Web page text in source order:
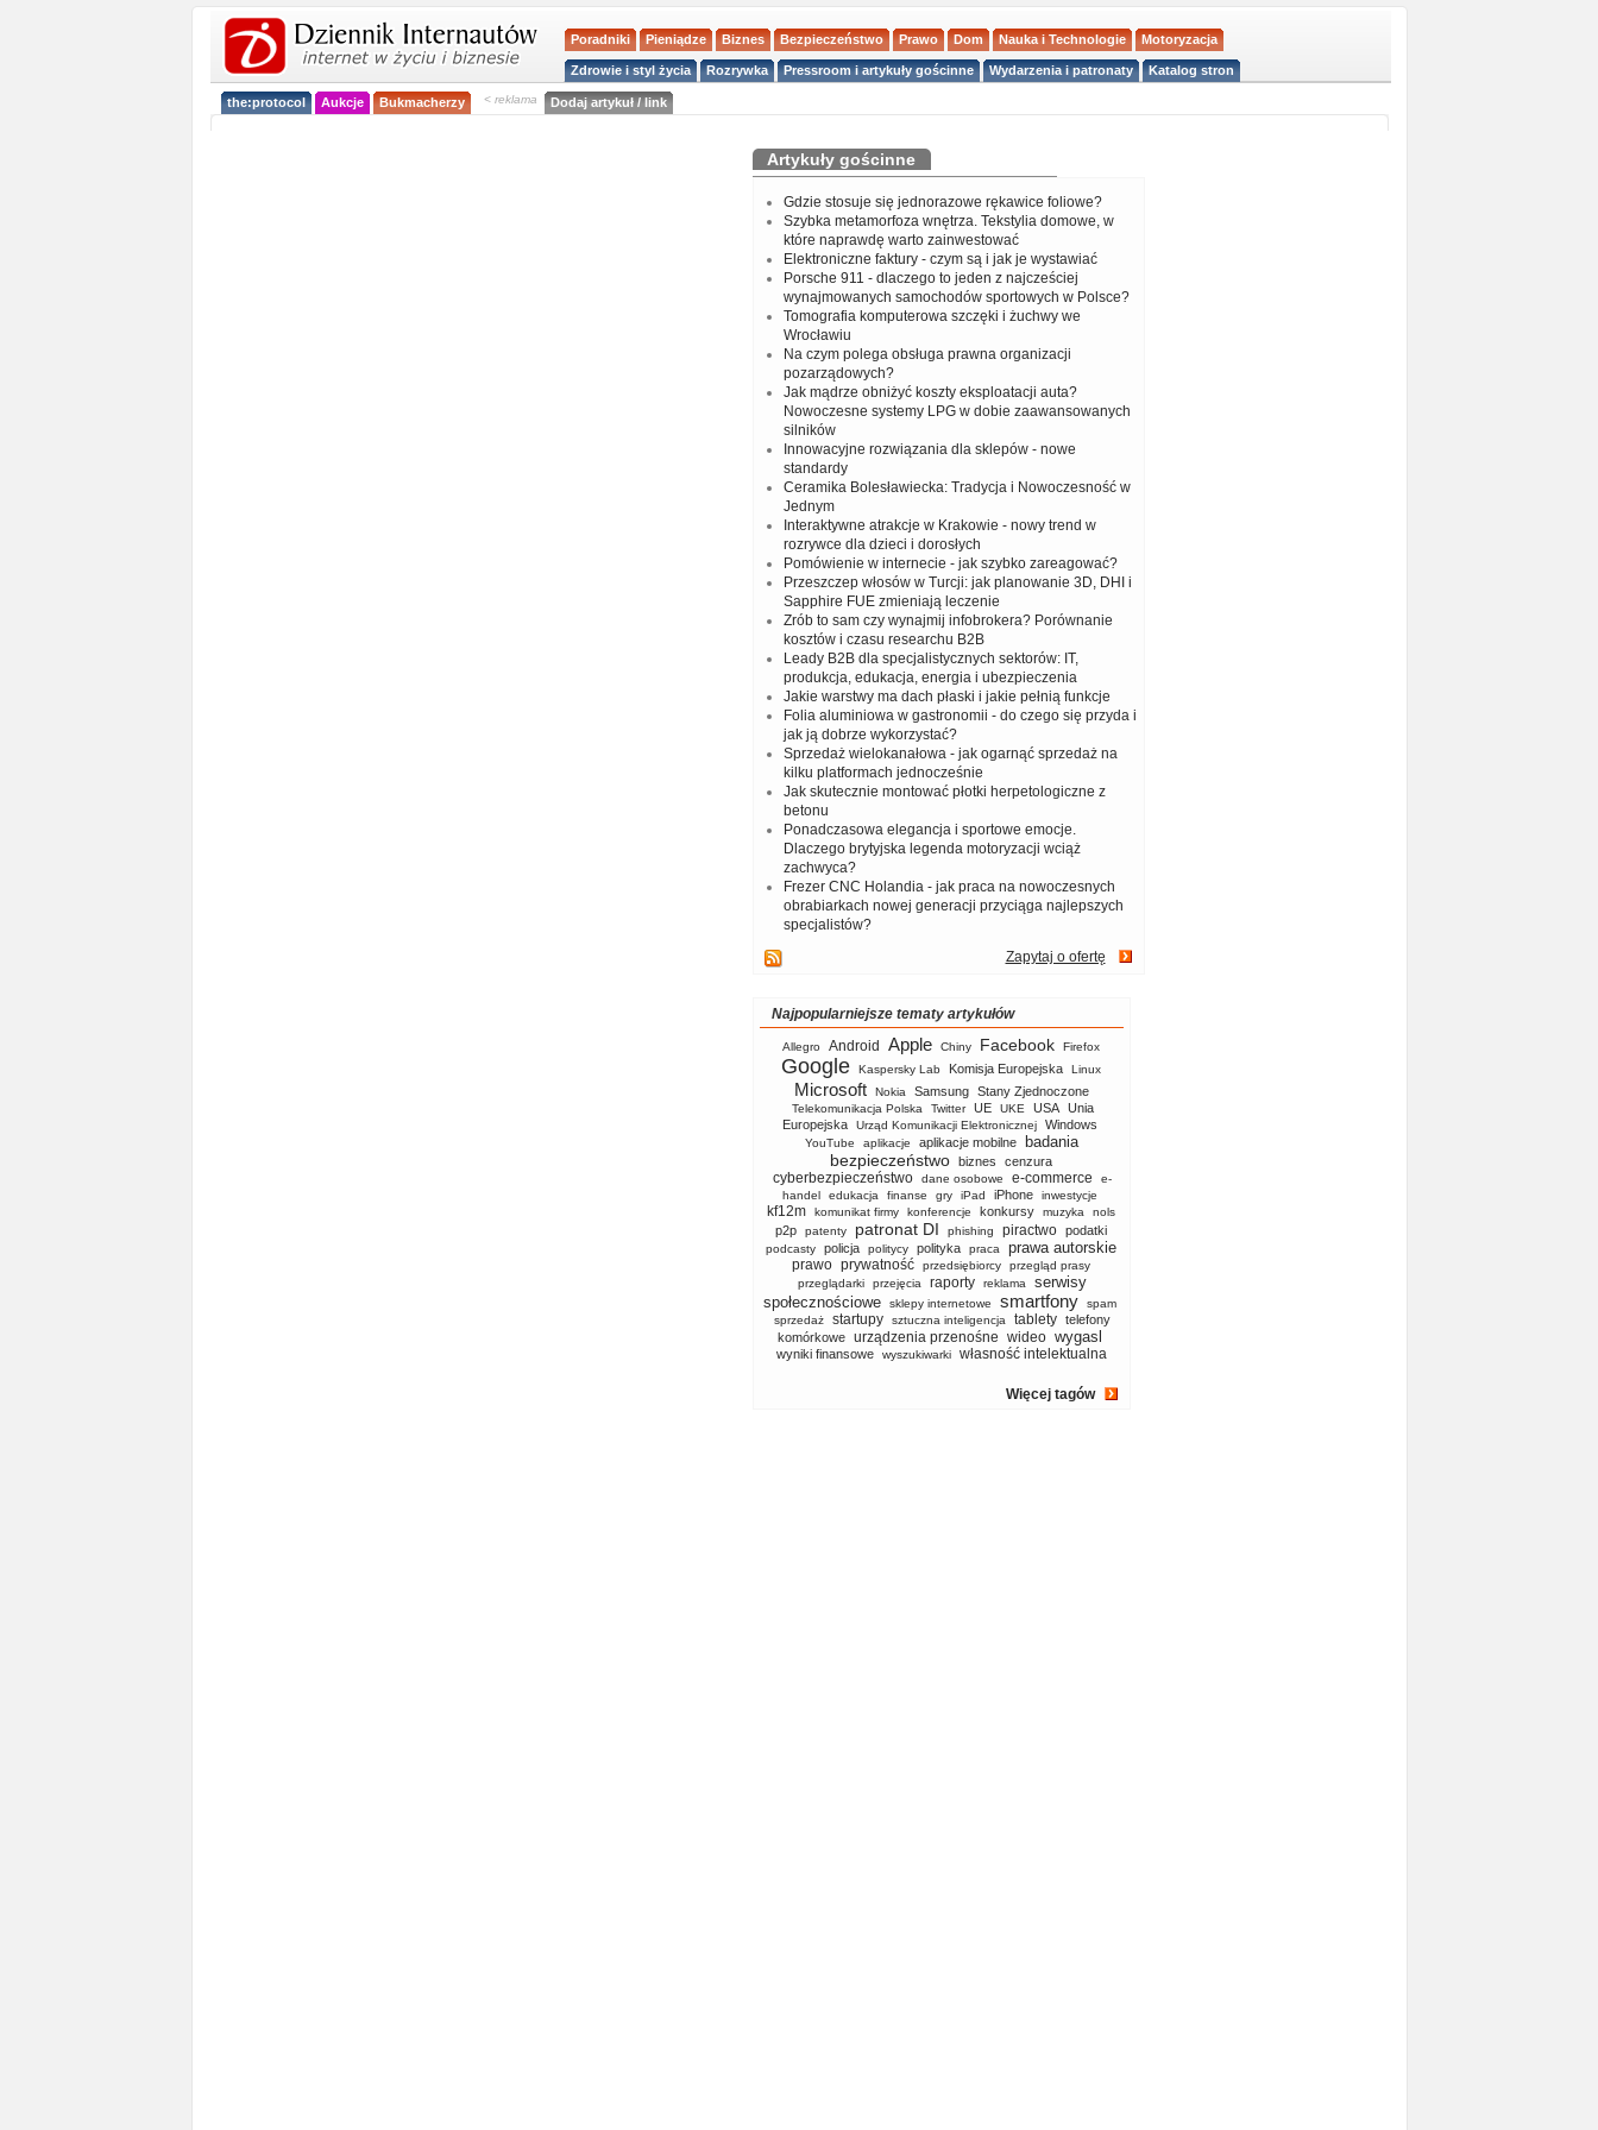
Poradniki Pieniądze Biznes Bezpieczeństwo Prawo Dom Nauka i Technologie Motoryzacja
Zdrowie i styl życia Rozrywka Pressroom i artykuły gościnne Wydarzenia i patronaty Katalog stron
the:protocol Aukcje Bukmacherzy < reklama Dodaj artykuł / link
Artykuły gościnne
Gdzie stosuje się jednorazowe rękawice foliowe?
Szybka metamorfoza wnętrza. Tekstylia domowe, w
które naprawdę warto zainwestować
Elektroniczne faktury - czym są i jak je wystawiać
Porsche 911 - dlaczego to jeden z najcześciej
wynajmowanych samochodów sportowych w Polsce?
Tomografia komputerowa szczęki i żuchwy we
Wrocławiu
Na czym polega obsługa prawna organizacji
pozarządowych?
Jak mądrze obniżyć koszty eksploatacji auta?
Nowoczesne systemy LPG w dobie zaawansowanych
silników
Innowacyjne rozwiązania dla sklepów - nowe
standardy
Ceramika Bolesławiecka: Tradycja i Nowoczesność w
Jednym
Interaktywne atrakcje w Krakowie - nowy trend w
rozrywce dla dzieci i dorosłych
Pomówienie w internecie - jak szybko zareagować?
Przeszczep włosów w Turcji: jak planowanie 3D, DHI i
Sapphire FUE zmieniają leczenie
Zrób to sam czy wynajmij infobrokera? Porównanie
kosztów i czasu researchu B2B
Leady B2B dla specjalistycznych sektorów: IT,
produkcja, edukacja, energia i ubezpieczenia
Jakie warstwy ma dach płaski i jakie pełnią funkcje
Folia aluminiowa w gastronomii - do czego się przyda i
jak ją dobrze wykorzystać?
Sprzedaż wielokanałowa - jak ogarnąć sprzedaż na
kilku platformach jednocześnie
Jak skutecznie montować płotki herpetologiczne z
betonu
Ponadczasowa elegancja i sportowe emocje.
Dlaczego brytyjska legenda motoryzacji wciąż
zachwyca?
Frezer CNC Holandia - jak praca na nowoczesnych
obrabiarkach nowej generacji przyciąga najlepszych
specjalistów?
Zapytaj o ofertę
Najpopularniejsze tematy artykułów
Allegro Android Apple Chiny Facebook Firefox
Google Kaspersky Lab Komisja Europejska Linux
Microsoft Nokia Samsung Stany Zjednoczone
Telekomunikacja Polska Twitter UE UKE USA
Unia
Europejska
Urząd Komunikacji Elektronicznej Windows
YouTube aplikacje aplikacje mobilne badania
bezpieczeństwo biznes cenzura
cyberbezpieczeństwo dane osobowe e-commerce
e-
handel
edukacja finanse gry iPad iPhone inwestycje
kf12m komunikat firmy konferencje konkursy muzyka nols
p2p patenty patronat DI phishing piractwo podatki
podcasty policja politycy polityka praca prawa autorskie
prawo prywatność przedsiębiorcy
przegląd prasy
przeglądarki
przejęcia raporty reklama
serwisy
społecznościowe
sklepy internetowe smartfony
spam
sprzedaż
startupy sztuczna inteligencja tablety telefony
komórkowe urządzenia przenośne wideo wygasl
wyniki finansowe wyszukiwarki własność intelektualna
Więcej tagów